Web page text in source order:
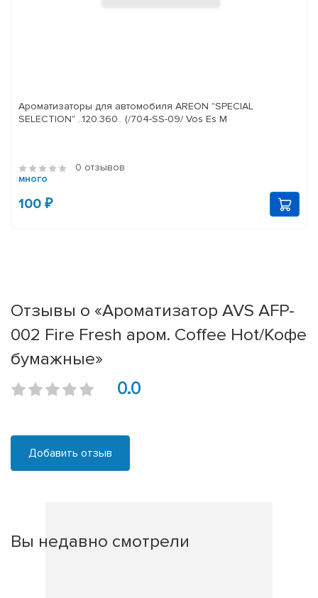
Ароматизаторы для автомобиля AREON "SPECIAL
SELECTION" ..120.360.. (/704-SS-09/ Vos Es M
0 отзывов
много
100 ₽
Отзывы о «Ароматизатор AVS AFP-
002 Fire Fresh аром. Coffee Hot/Кофе
бумажные»
0.0
Добавить отзыв
Вы недавно смотрели